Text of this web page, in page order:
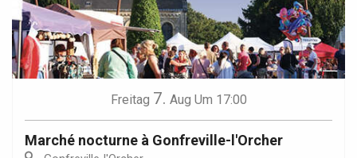
Freitag 7. Aug Um 17:00
Marché nocturne à Gonfreville-l'Orcher